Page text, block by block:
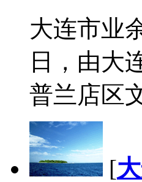
大连市业
日，由大
普兰店区
[